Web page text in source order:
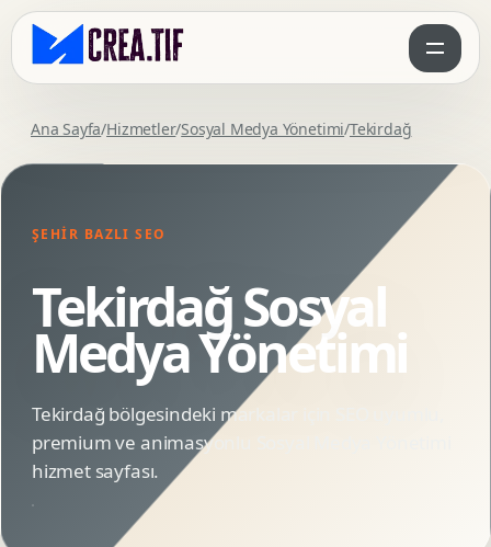
Ana Sayfa/Hizmetler/Sosyal Medya Yönetimi/Tekirdağ
ŞEHIR BAZLI SEO
Tekirdağ Sosyal
Medya Yönetimi
Tekirdağ bölgesindeki markalar için SEO uyumlu,
premium ve animasyonlu Sosyal Medya Yönetimi
hizmet sayfası.